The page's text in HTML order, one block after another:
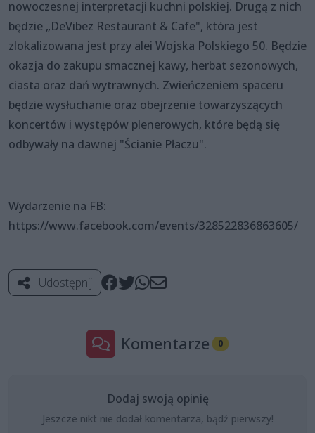
nowoczesnej interpretacji kuchni polskiej. Drugą z nich
będzie „DeVibez Restaurant & Cafe", która jest
zlokalizowana jest przy alei Wojska Polskiego 50. Będzie
okazja do zakupu smacznej kawy, herbat sezonowych,
ciasta oraz dań wytrawnych. Zwieńczeniem spaceru
będzie wysłuchanie oraz obejrzenie towarzyszących
koncertów i występów plenerowych, które będą się
odbywały na dawnej "Ścianie Płaczu".
Wydarzenie na FB:
https://www.facebook.com/events/328522836863605/
Udostępnij
Komentarze 0
Dodaj swoją opinię
Jeszcze nikt nie dodał komentarza, bądź pierwszy!